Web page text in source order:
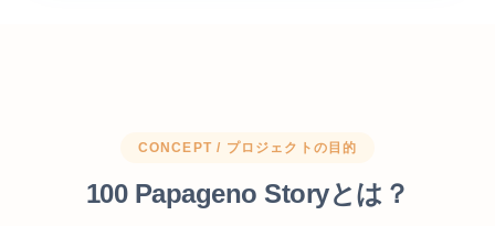
CONCEPT / プロジェクトの目的
100 Papageno Storyとは？